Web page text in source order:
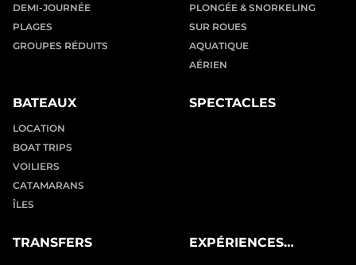
DEMI-JOURNÉE
PLAGES
GROUPES RÉDUITS
PLONGÉE & SNORKELING
SUR ROUES
AQUATIQUE
AÉRIEN
BATEAUX
LOCATION
BOAT TRIPS
VOILIERS
CATAMARANS
ÎLES
SPECTACLES
TRANSFERS
EXPÉRIENCES